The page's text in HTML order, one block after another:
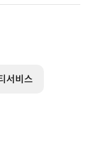
서비스